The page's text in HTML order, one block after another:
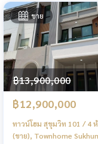
ขาย
฿13,900,000
฿12,900,000
ทาวน์โฮม สุขุมวิท 101 / 4
(ขาย), Townhome